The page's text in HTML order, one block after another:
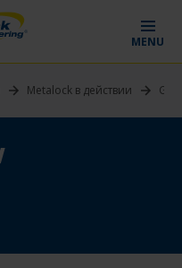
MENU
Metalock в действии